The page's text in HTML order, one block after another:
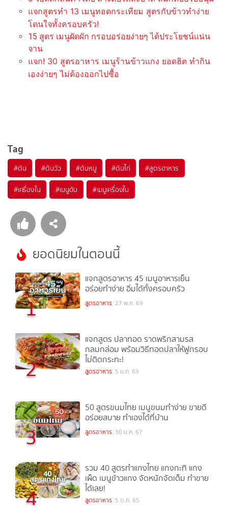
แจกสูตรทำ 13 เมนูทอดกระเทียม สูตรกับข้าวทำง่าย
โดนใจทั้งครอบครัว!
15 สูตร เมนูผัดผัก กรอบอร่อยง่ายๆ ได้ประโยชน์แน่น
จาน
แจก! 30 สูตรอาหาร เมนูร้านข้าวแกง ยอดฮิต ทำกิน
เองง่ายๆ ไม่ต้องออกไปซื้อ
Tag
#ตับ #ตับวัว #ตับหมู #ตับไก่ #สูตรอาหาร
#เครื่องใน #เมนูตับ #เมนูเครื่องใน
ยอดนิยมในตอนนี้
1
แจกสูตรอาหาร 45 เมนูอาหารเย็น
อร่อยทำง่าย อิ่มได้ทั้งครอบครัว
สูตรอาหาร 27 พ.ค. 69
2
แจกสูตร ปลาทอด ราดพริกสามรส
กลมกล่อม พร้อมวิธีทอดปลาให้ฟูกรอบ
ไม่ติดกระทะ!
สูตรอาหาร 5 ม.ค. 69
3
50 สูตรขนมไทย เมนูขนมทำง่าย ขายดี
อร่อยสบาย ทำเองได้ที่บ้าน
สูตรอาหาร 30 ม.ค. 67
4
รวม 40 สูตรทำแกงไทย แกงกะทิ แกง
เผ็ด เมนูข้าวแกง จัดหนักจัดเต็ม ทำขาย
ได้เลย!
สูตรอาหาร 5 ต.ค. 65